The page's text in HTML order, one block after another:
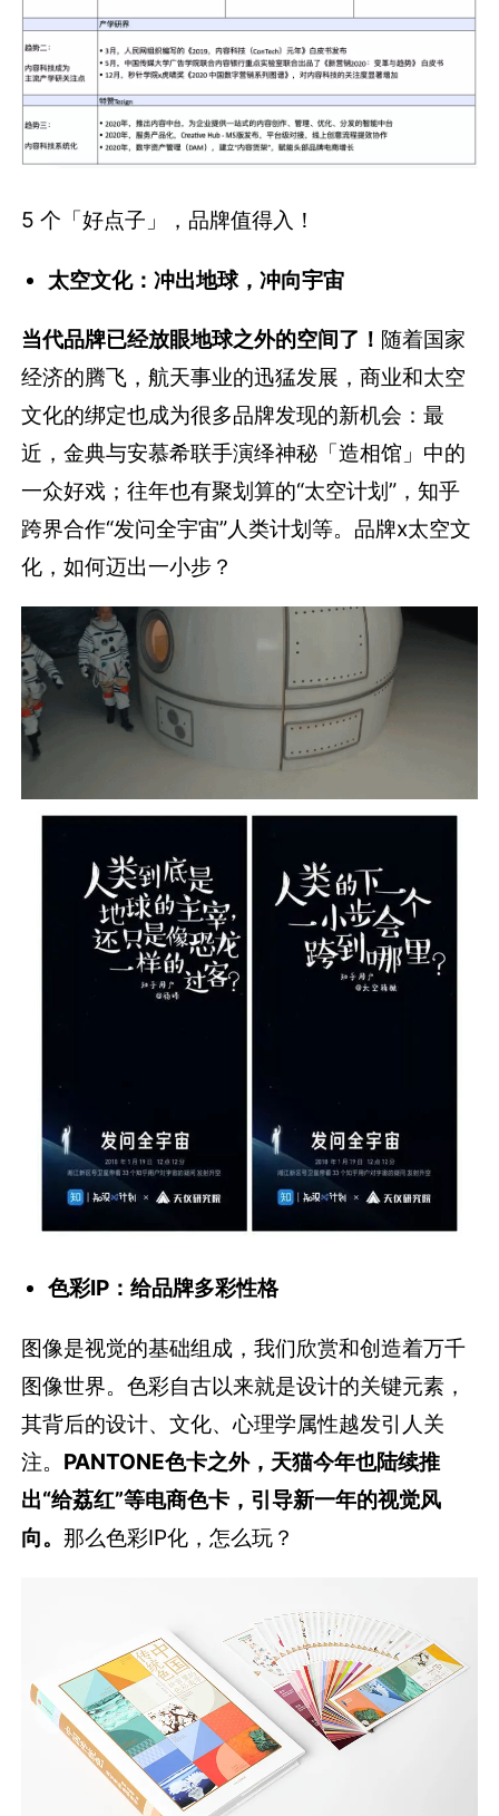
5 个「好点子」，品牌值得入！
太空文化：冲出地球，冲向宇宙
当代品牌已经放眼地球之外的空间了！ 随着国家
经济的腾飞，航天事业的迅猛发展，商业和太空
文化的绑定也成为很多品牌发现的新机会：最
近，金典与安慕希联手演绎神秘「造相馆」中的
一众好戏；往年也有聚划算的“太空计划”，知乎
跨界合作“发问全宇宙”人类计划等。品牌x太空文
化，如何迈出一小步？
色彩IP：给品牌多彩性格
图像是视觉的基础组成，我们欣赏和创造着万千
图像世界。色彩自古以来就是设计的关键元素，
其背后的设计、文化、心理学属性越发引人关
注。 PANTONE色卡之外，天猫今年也陆续推
出“给荔红”等电商色卡，引导新一年的视觉风
向。 那么色彩IP化，怎么玩？